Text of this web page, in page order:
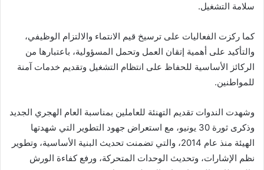
سلامة التشغيل.
كما ركزت الفعاليات على ترسيخ قيم الانتماء والالتزام الوظيفي،
والتأكيد على أهمية إتقان العمل وتحمل المسؤولية، باعتبارها من
الركائز الأساسية للحفاظ على انتظام التشغيل وتقديم خدمات آمنة
للمواطنين.
وشهدت الندوات تقديم التهنئة للعاملين بمناسبة العام الهجري الجديد
وذكرى ثورة 30 يونيو، مع استعراض جهود التطوير التي شهدتها
الهيئة منذ عام 2014، والتي تضمنت تحديث البنية الأساسية، وتطوير
نظم الإشارات، وتحديث الوحدات المتحركة، ورفع كفاءة الورش